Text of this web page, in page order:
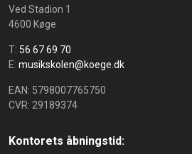
Ved Stadion 1
4600 Køge
T: 56 67 69 70
E: musikskolen@koege.dk
EAN: 5798007765750
CVR: 29189374
Kontorets åbningstid: